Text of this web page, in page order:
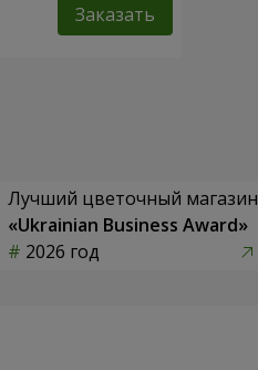
Заказать
Лучший цветочный магазин
«Ukrainian Business Award»
2026 год